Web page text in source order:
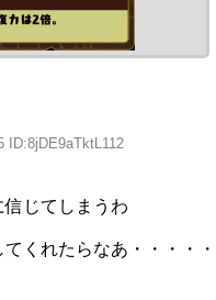
ID:8jDE9aTktL112
じてしまうわ
くれたらなあ・・・・・